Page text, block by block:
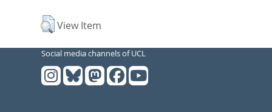
View Item
Social media channels of UCL